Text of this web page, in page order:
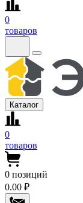
0
товаров
Каталог
0
товаров
0 позиций
0.00 ₽